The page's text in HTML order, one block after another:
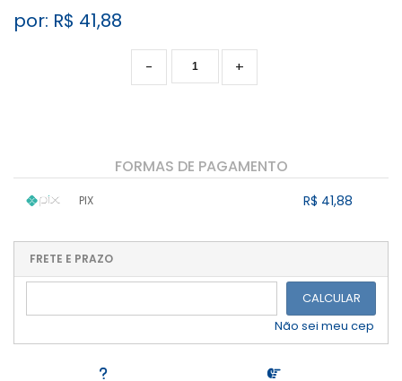
por: R$ 41,88
+
-
FORMAS DE PAGAMENTO
PIX R$ 41,88
...
....
FRETE E PRAZO
CALCULAR
Não sei meu cep